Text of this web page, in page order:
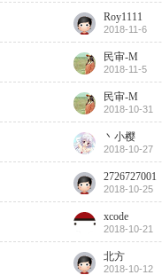
Roy1111
2018-11-6
民审-M
2018-11-5
民审-M
2018-10-31
丶小樱
2018-10-27
2726727001
2018-10-25
xcode
2018-10-21
北方
2018-10-12